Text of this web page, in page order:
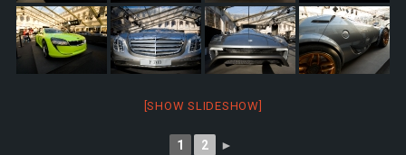
[SHOW SLIDESHOW]
1 2 ►